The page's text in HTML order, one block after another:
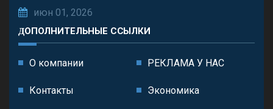
июн 01, 2026
ДОПОЛНИТЕЛЬНЫЕ ССЫЛКИ
О компании РЕКЛАМА У НАС
Контакты Экономика